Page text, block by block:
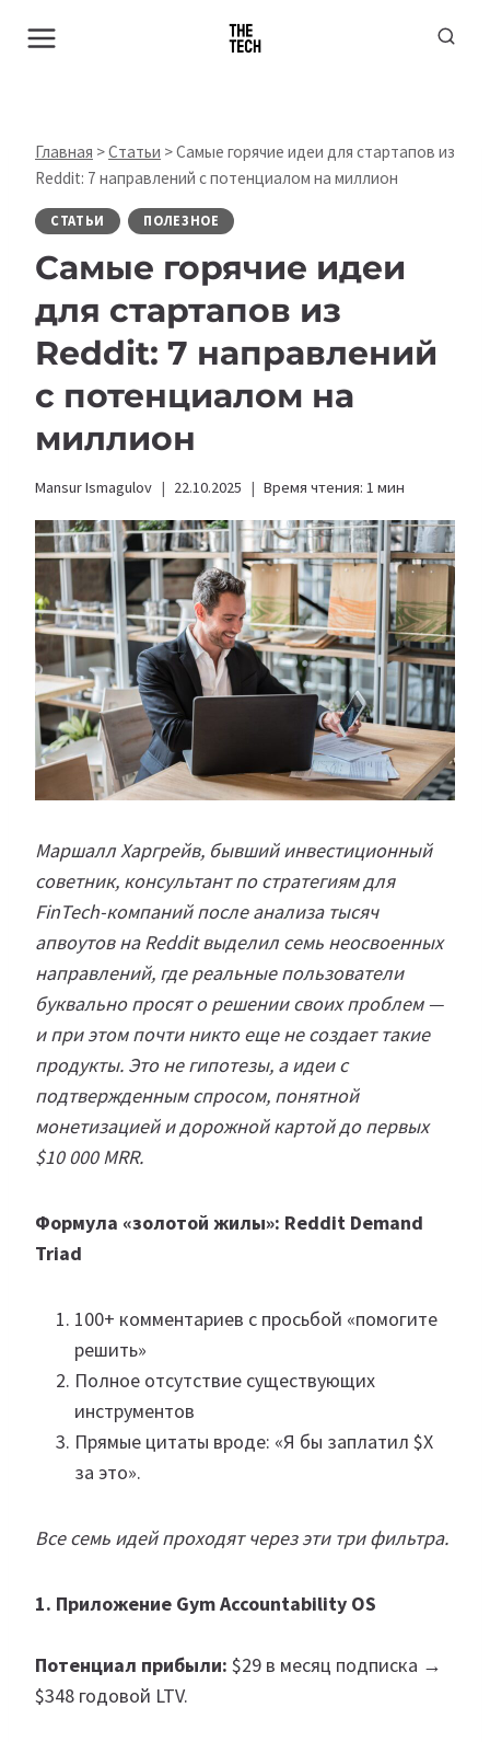
Главная >Статьи >Самые горячие идеи для стартапов из
Reddit: 7 направлений с потенциалом на миллион
СТАТЬИ ПОЛЕЗНОЕ
Самые горячие идеи
для стартапов из
Reddit: 7 направлений
с потенциалом на
миллион
Mansur Ismagulov 22.10.2025 Время чтения: 1 мин
Маршалл Харгрейв, бывший инвестиционный
советник, консультант по стратегиям для
FinTech-компаний после анализа тысяч
апвоутов на Reddit выделил семь неосвоенных
направлений, где реальные пользователи
буквально просят о решении своих проблем —
и при этом почти никто еще не создает такие
продукты. Это не гипотезы, а идеи с
подтвержденным спросом, понятной
монетизацией и дорожной картой до первых
$10 000 MRR.
Формула «золотой жилы»: Reddit Demand
Triad
100+ комментариев с просьбой «помогите
решить»
Полное отсутствие существующих
инструментов
Прямые цитаты вроде: «Я бы заплатил $X
за это».
Все семь идей проходят через эти три фильтра.
1. Приложение Gym Accountability OS
Потенциал прибыли: $29 в месяц подписка →
$348 годовой LTV.